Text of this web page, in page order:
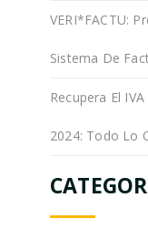
VERI*FACTU:
Sistema De
Recupera El
2024: Todo Lo